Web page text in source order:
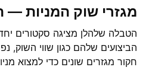
מגזרי שוק המניות — ‎הודו‏‎
הטבלה שלהלן מציגה סקטורים
הביצועים שלהם כגון שווי השוק,
חקור מגזרים שונים כדי למצוא